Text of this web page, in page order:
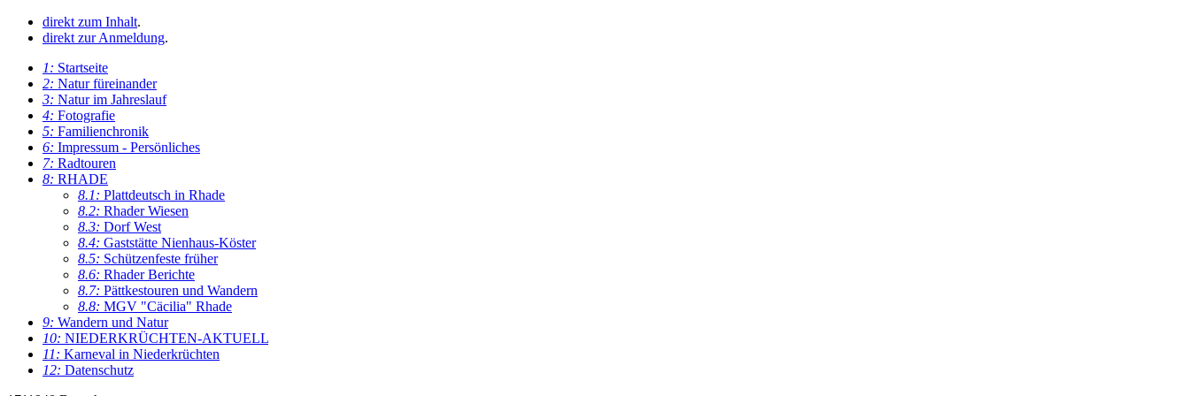
direkt zum Inhalt.
direkt zur Anmeldung.
1: Startseite
2: Natur füreinander
3: Natur im Jahreslauf
4: Fotografie
5: Familienchronik
6: Impressum - Persönliches
7: Radtouren
8: RHADE
8.1: Plattdeutsch in Rhade
8.2: Rhader Wiesen
8.3: Dorf West
8.4: Gaststätte Nienhaus-Köster
8.5: Schützenfeste früher
8.6: Rhader Berichte
8.7: Pättkestouren und Wandern
8.8: MGV "Cäcilia" Rhade
9: Wandern und Natur
10: NIEDERKRÜCHTEN-AKTUELL
11: Karneval in Niederkrüchten
12: Datenschutz